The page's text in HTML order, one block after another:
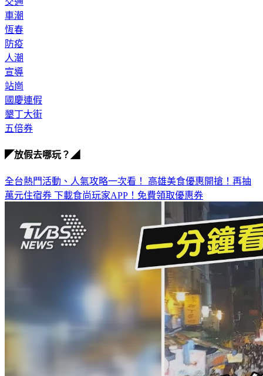
車潮
恆春
防疫
人潮
宣導
站崗
國慶連假
墾丁大街
五倍券
◤放假去哪玩？◢
全台熱門活動、人氣攻略一次看！ 高雄美食優惠開搶！再抽
萬元住宿券 下載食尚玩家APP！免費領取優惠券